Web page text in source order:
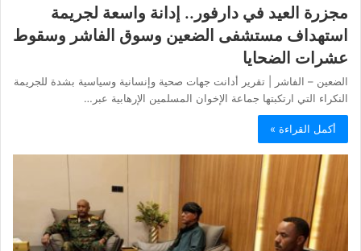
مجزرة العيد في دارفور.. إدانة واسعة لجريمة
استهداف مستشفى الضعين وسوق الفاشر وسقوط
عشرات الضحايا
الضعين – الفاشر | تقرير أدانت جهات صحية وإنسانية وسياسية بشدة للجريمة
النكراء التي ارتكبتها جماعة الإخوان المسلمين الإرهابية عبر…
أكمل القراءة »